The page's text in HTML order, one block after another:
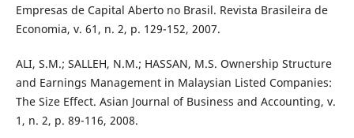
Empresas de Capital Aberto no Brasil. Revista Brasileira de
Economia, v. 61, n. 2, p. 129-152, 2007.
ALI, S.M.; SALLEH, N.M.; HASSAN, M.S. Ownership Structure
and Earnings Management in Malaysian Listed Companies:
The Size Effect. Asian Journal of Business and Accounting, v.
1, n. 2, p. 89-116, 2008.